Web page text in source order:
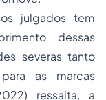
julgados tem
dessas
severas tanto
as marcas
ressalta, a